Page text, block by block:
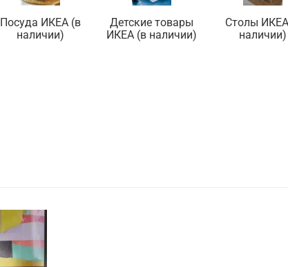
Посуда ИКЕА (в
наличии)
Детские товары
ИКЕА (в наличии)
Столы
наличии)